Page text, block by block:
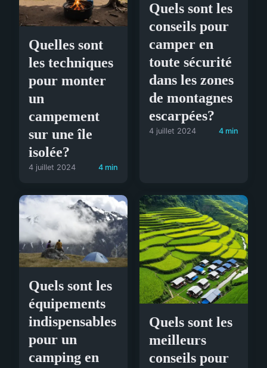
Quelles sont
les techniques
pour monter
un
campement
sur une île
isolée?
4 juillet 2024 4 min
Quels sont les
conseils pour
camper en
toute sécurité
dans les zones
de montagnes
escarpées?
4 juillet 2024 4 min
Quels sont les
équipements
indispensables
pour un
camping en
Quels sont les
meilleurs
conseils pour